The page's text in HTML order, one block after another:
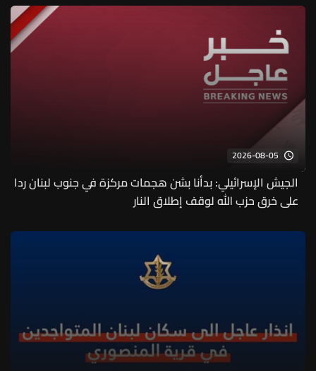
2026-08-05
الجيش الإسرائيلي: بدأنا بشن هجمات مركزة في جنوب لبنان ردا
على خرق حزب الله لوقف إطلاق النار